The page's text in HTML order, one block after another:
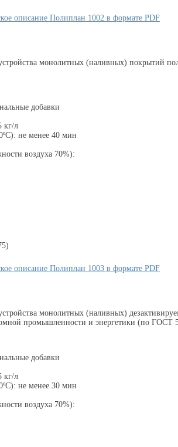
описание Полиплан 1002 в формате PDF
монолитных (наливных) покрытий
добавки
кг/л
не менее 40 мин
воздуха 70%):
описание Полиплан 1003 в формате PDF
монолитных (наливных)
промышленности и энергетики (по ГОСТ
добавки
кг/л
не менее 30 мин
воздуха 70%):